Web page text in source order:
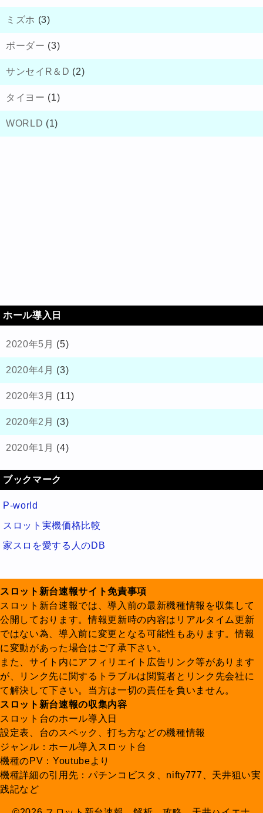
ミズホ (3)
ボーダー (3)
サンセイR＆D (2)
タイヨー (1)
WORLD (1)
ホール導入日
2020年5月 (5)
2020年4月 (3)
2020年3月 (11)
2020年2月 (3)
2020年1月 (4)
ブックマーク
P-world
スロット実機価格比較
家スロを愛する人のDB
スロット新台速報サイト免責事項
スロット新台速報では、導入前の最新機種情報を収集して
公開しております。情報更新時の内容はリアルタイム更新
ではない為、導入前に変更となる可能性もあります。情報
に変動があった場合はご了承下さい。
また、サイト内にアフィリエイト広告リンク等があります
が、リンク先に関するトラブルは閲覧者とリンク先会社に
て解決して下さい。当方は一切の責任を負いません。
スロット新台速報の収集内容
スロット台のホール導入日
設定表、台のスペック、打ち方などの機種情報
ジャンル：ホール導入スロット台
機種のPV：Youtubeより
機種詳細の引用先：パチンコビスタ、nifty777、天井狙い実
践記など